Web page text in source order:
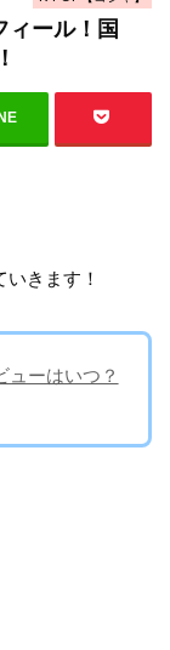
ール！国
きます！
ューはいつ？